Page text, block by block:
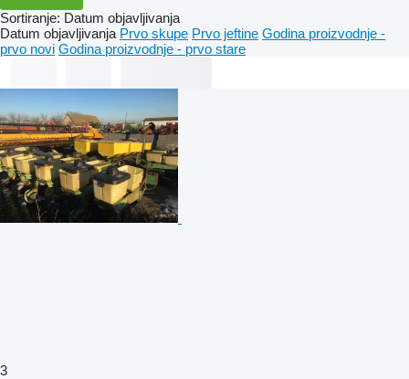
Sortiranje: Datum objavljivanja
Datum objavljivanja Prvo skupe Prvo jeftine Godina proizvodnje -
prvo novi Godina proizvodnje - prvo stare
3